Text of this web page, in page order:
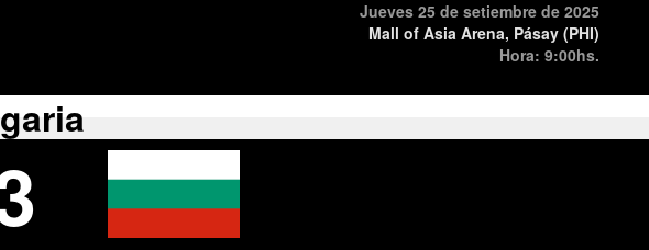
Jueves 25 de setiembre de 2025
Mall of Asia Arena, Pásay (PHI)
Hora: 9:00hs.